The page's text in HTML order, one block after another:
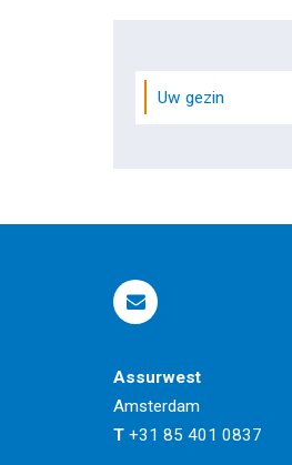
Uw gezin
Assurwest
Amsterdam
T +31 85 401 0837